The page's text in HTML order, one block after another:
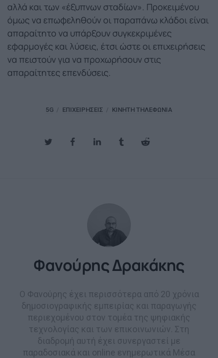
αλλά και των «έξυπνων σταδίων». Προκειμένου
όμως να επωφεληθούν οι παραπάνω κλάδοι είναι
απαραίτητο να υπάρξουν συγκεκριμένες
εφαρμογές και λύσεις, έτσι ώστε οι επιχειρήσεις
να πειστούν για να προχωρήσουν στις
απαραίτητες επενδύσεις.
5G ΕΠΙΧΕΙΡΉΣΕΙΣ ΚΙΝΗΤΉ ΤΗΛΕΦΩΝΊΑ
Φανούρης Δρακάκης
Ο Φανούρης έχει περισσότερα από 20 χρόνια
δημοσιογραφικής εμπειρίας και παραγωγής
περιεχομένου στον τομέα της ψηφιακής
τεχνολογίας και των επικοινωνιών. Στη
διαδρομή αυτή έχει συνεργαστεί με
παραδοσιακά και online ενημερωτικά Μέσα